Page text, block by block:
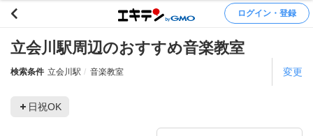
ログイン・登録
立会川駅周辺のおすすめ音楽教室
検索条件 立会川駅 音楽教室 変更
日祝OK